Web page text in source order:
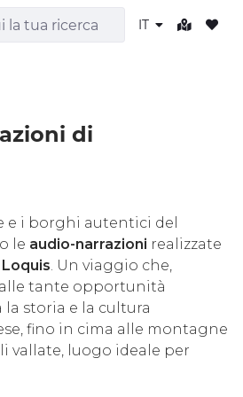
IT
di
e i borghi autentici del
le audio-narrazioni realizzate
Loquis. Un viaggio che,
tante opportunità
storia e la cultura
fino in cima alle montagne
vallate, luogo ideale per